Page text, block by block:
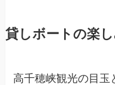
貸しボートの楽
高千穂峡観光の目玉